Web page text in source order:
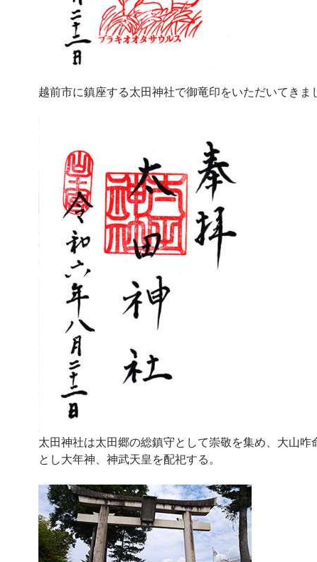
越前市に鎮座する太田神社で御竜印をいただいてきま
太田神社は太田郷の総鎮守として崇敬を集め、大山咋
とし大年神、神武天皇を配祀する。